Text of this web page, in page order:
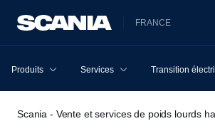
FRANCE
Produits Services Transition
Scania - Vente et services de poids lourds